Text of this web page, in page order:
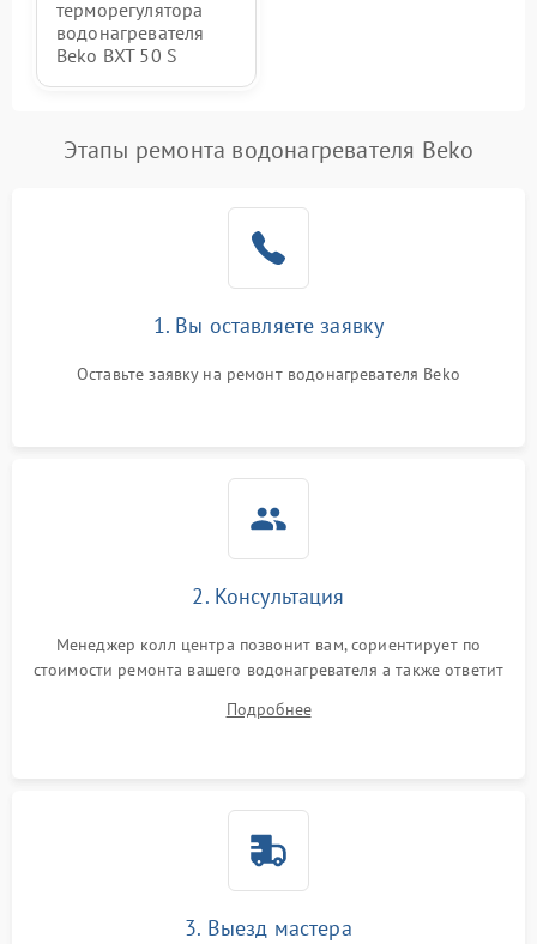
терморегулятора
водонагревателя
Beko BXT 50 S
Этапы ремонта водонагревателя Beko
1. Вы оставляете заявку
Оставьте заявку на ремонт водонагревателя Beko
2. Консультация
Менеджер колл центра позвонит вам, сориентирует по
стоимости ремонта вашего водонагревателя а также ответит
Подробнее
3. Выезд мастера